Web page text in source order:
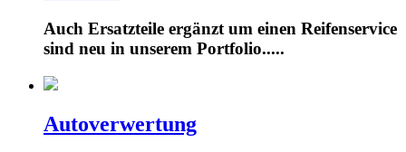
Auch Ersatzteile ergänzt um einen Reifenservice
sind neu in unserem Portfolio.....
Autoverwertung